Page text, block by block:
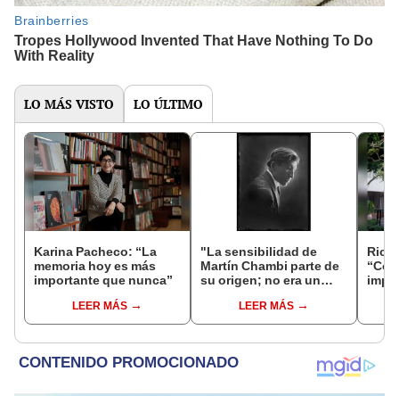
LO MÁS VISTO LO ÚLTIMO
Karina Pacheco: “La
memoria hoy es más
importante que nunca”
LEER MÁS
"La sensibilidad de
Martín Chambi parte de
su origen; no era un
integraba con el
pueblo”
LEER MÁS